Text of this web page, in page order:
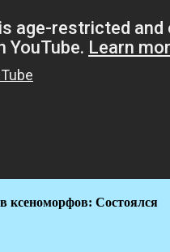
ксеноморфов: Состоялся